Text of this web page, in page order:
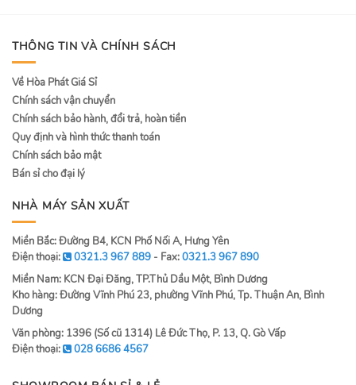
THÔNG TIN VÀ CHÍNH SÁCH
Về Hòa Phát Giá Sỉ
Chính sách vận chuyển
Chính sách bảo hành, đổi trả, hoàn tiền
Quy định và hình thức thanh toán
Chính sách bảo mật
Bán sỉ cho đại lý
NHÀ MÁY SẢN XUẤT
Miền Bắc: Đường B4, KCN Phố Nối A, Hưng Yên
Điện thoại:
0321.3 967 889 - Fax:0321.3 967 890
Miền Nam: KCN Đại Đăng, TP.Thủ Dầu Một, Bình Dương
Kho hàng: Đường Vĩnh Phú 23, phường Vĩnh Phú, Tp. Thuận An, Bình
Dương
Văn phòng: 1396 (Số cũ 1314) Lê Đức Thọ, P. 13, Q. Gò Vấp
Điện thoại:
028 6686 4567